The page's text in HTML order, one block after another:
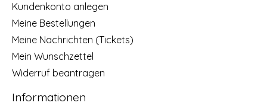
Kundenkonto anlegen
Meine Bestellungen
Meine Nachrichten (Tickets)
Mein Wunschzettel
Widerruf beantragen
Informationen